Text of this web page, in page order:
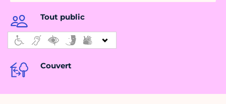
Tout public
Couvert